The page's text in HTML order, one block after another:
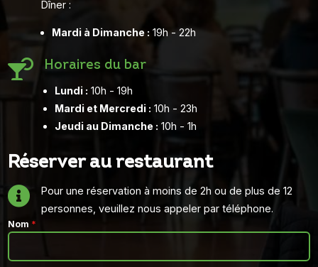
Dîner :
Mardi à Dimanche :19h - 22h
 Horaires du bar
Lundi : 10h - 19h
Mardi et Mercredi : 10h - 23h
Jeudi au Dimanche : 10h - 1h
Réserver au restaurant

Pour une réservation à moins de 2h ou de plus de 12
personnes, veuillez nous appeler par téléphone.
Nom *